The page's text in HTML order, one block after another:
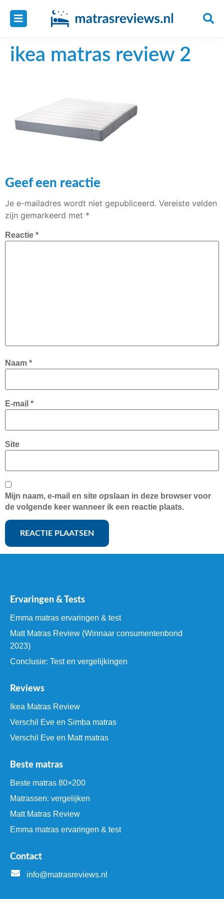
ikea matras review 2
Geef een reactie
Je e-mailadres wordt niet gepubliceerd. Vereiste velden
zijn gemarkeerd met *
Reactie *
Naam *
E-mail *
Site
Mijn naam, e-mail en site opslaan in deze browser voor
de volgende keer wanneer ik een reactie plaats.
Ervaringen & Tests
Emma matras ervaringen & test
Matt Matras Review (Winnaar consumentenbond
2023)
Conclusie: Test en vergelijkingen
Reviews
Ikea Matras Review
Verschil Eve en Simba matras
Verschil Eve en Matt matras
Beste matras
Beste matras 80×200
Matrassen: vergelijken
Matt Matras Review
Emma matras ervaringen & test
Contact
info@matrasreviews.nl